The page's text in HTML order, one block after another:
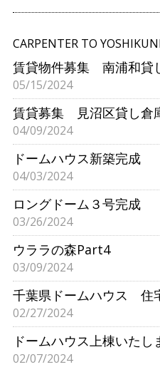
CARPENTER TO YOSHIKUNI
賃貸物件募集 南浦和貸
05/15/2024
賃貸募集 見沼区貸し倉
04/09/2024
ドームハウス新築完成
04/03/2024
ロングドーム３号完成
03/26/2024
ウララの森Part4
03/09/2024
千葉県ドームハウス 住
02/27/2024
ドームハウス上棟いたし
02/07/2024